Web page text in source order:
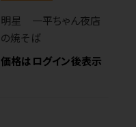
明星 一平ちゃん夜店
の焼そば
価格はログイン後表示